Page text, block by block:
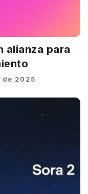
alianza para
de 2025